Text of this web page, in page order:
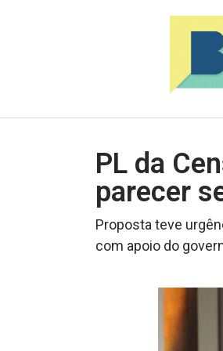
PL da
parecer
Proposta teve
com apoio do